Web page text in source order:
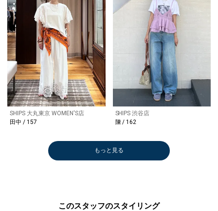
SHIPS 大丸東京 WOMEN'S店
田中 / 157
SHIPS 渋谷店
陳 / 162
もっと見る
このスタッフのスタイリング